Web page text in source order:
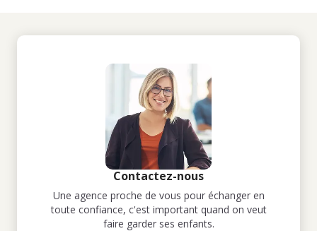
Contactez-nous
Une agence proche de vous pour échanger en
toute confiance, c'est important quand on veut
faire garder ses enfants.